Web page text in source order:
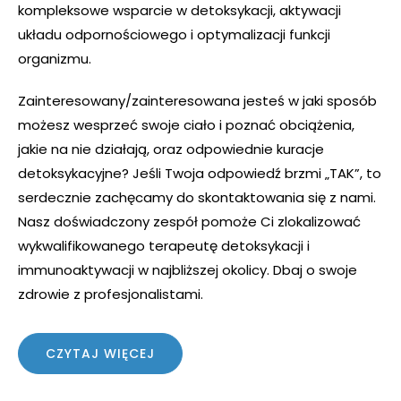
kompleksowe wsparcie w detoksykacji, aktywacji
układu odpornościowego i optymalizacji funkcji
organizmu.
Zainteresowany/zainteresowana jesteś w jaki sposób
możesz wesprzeć swoje ciało i poznać obciążenia,
jakie na nie działają, oraz odpowiednie kuracje
detoksykacyjne? Jeśli Twoja odpowiedź brzmi „TAK”, to
serdecznie zachęcamy do skontaktowania się z nami.
Nasz doświadczony zespół pomoże Ci zlokalizować
wykwalifikowanego terapeutę detoksykacji i
immunoaktywacji w najbliższej okolicy. Dbaj o swoje
zdrowie z profesjonalistami.
CZYTAJ WIĘCEJ